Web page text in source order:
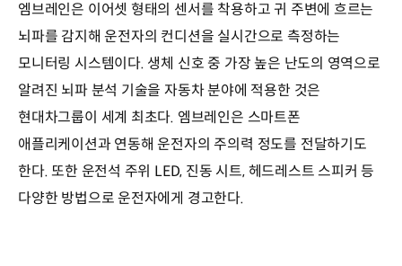
엠브레인은 이어셋 형태의 센서를 착용하고 귀 주변에 흐르는
뇌파를 감지해 운전자의 컨디션을 실시간으로 측정하는
모니터링 시스템이다. 생체 신호 중 가장 높은 난도의 영역으로
알려진 뇌파 분석 기술을 자동차 분야에 적용한 것은
현대차그룹이 세계 최초다. 엠브레인은 스마트폰
애플리케이션과 연동해 운전자의 주의력 정도를 전달하기도
한다. 또한 운전석 주위 LED, 진동 시트, 헤드레스트 스피커 등
다양한 방법으로 운전자에게 경고한다.